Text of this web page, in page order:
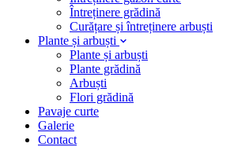
Întreținere grădină
Curățare și întreținere arbuști
Plante și arbuști
Plante și arbuști
Plante grădină
Arbuști
Flori grădină
Pavaje curte
Galerie
Contact